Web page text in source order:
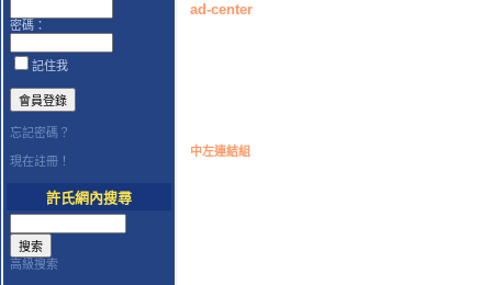
密碼：
記住我
忘記密碼？
現在註冊！
許氏網內搜尋
高級搜索
ad-center
中左連結組